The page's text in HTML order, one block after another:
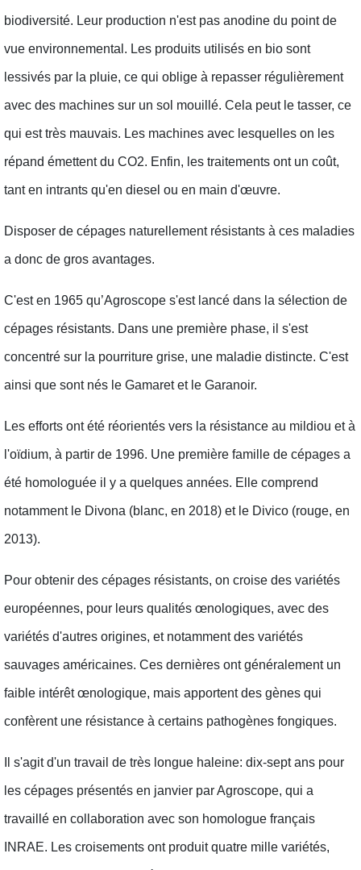
biodiversité. Leur production n'est pas anodine du point de
vue environnemental. Les produits utilisés en bio sont
lessivés par la pluie, ce qui oblige à repasser régulièrement
avec des machines sur un sol mouillé. Cela peut le tasser, ce
qui est très mauvais. Les machines avec lesquelles on les
répand émettent du CO2. Enfin, les traitements ont un coût,
tant en intrants qu'en diesel ou en main d'œuvre.
Disposer de cépages naturellement résistants à ces maladies
a donc de gros avantages.
C'est en 1965 qu’Agroscope s'est lancé dans la sélection de
cépages résistants. Dans une première phase, il s'est
concentré sur la pourriture grise, une maladie distincte. C'est
ainsi que sont nés le Gamaret et le Garanoir.
Les efforts ont été réorientés vers la résistance au mildiou et à
l'oïdium, à partir de 1996. Une première famille de cépages a
été homologuée il y a quelques années. Elle comprend
notamment le Divona (blanc, en 2018) et le Divico (rouge, en
2013).
Pour obtenir des cépages résistants, on croise des variétés
européennes, pour leurs qualités œnologiques, avec des
variétés d'autres origines, et notamment des variétés
sauvages américaines. Ces dernières ont généralement un
faible intérêt œnologique, mais apportent des gènes qui
confèrent une résistance à certains pathogènes fongiques.
Il s'agit d'un travail de très longue haleine: dix-sept ans pour
les cépages présentés en janvier par Agroscope, qui a
travaillé en collaboration avec son homologue français
INRAE. Les croisements ont produit quatre mille variétés,